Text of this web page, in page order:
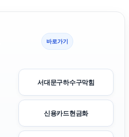
바로가기
서대문구하수구막힘
신용카드현금화